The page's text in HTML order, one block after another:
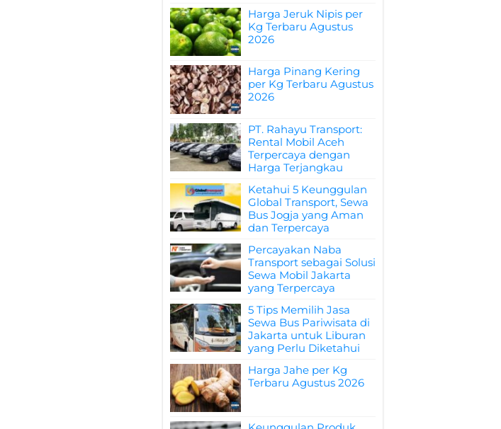
Harga Jeruk Nipis per
Kg Terbaru Agustus
2026
Harga Pinang Kering
per Kg Terbaru Agustus
2026
PT. Rahayu Transport:
Rental Mobil Aceh
Terpercaya dengan
Harga Terjangkau
Ketahui 5 Keunggulan
Global Transport, Sewa
Bus Jogja yang Aman
dan Terpercaya
Percayakan Naba
Transport sebagai Solusi
Sewa Mobil Jakarta
yang Terpercaya
5 Tips Memilih Jasa
Sewa Bus Pariwisata di
Jakarta untuk Liburan
yang Perlu Diketahui
Harga Jahe per Kg
Terbaru Agustus 2026